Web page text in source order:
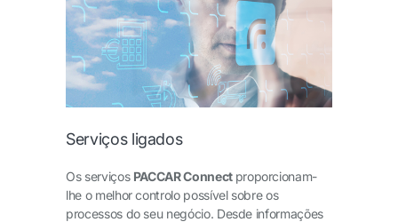
Serviços ligados
Os serviços PACCAR Connect proporcionam-
lhe o melhor controlo possível sobre os
processos do seu negócio. Desde informações